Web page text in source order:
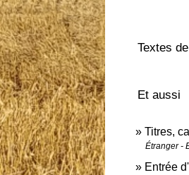
Textes
Et aussi
Titres,
Étranger -
Entrée